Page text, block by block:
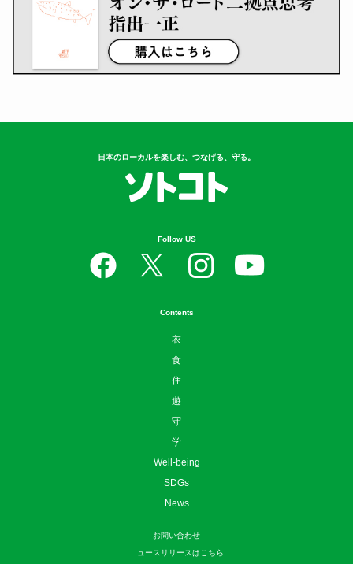
日本のローカルを楽しむ、つなげる、守る。
Follow US
Contents
衣
食
住
遊
守
学
Well-being
SDGs
News
お問い合わせ
ニュースリリースはこちら